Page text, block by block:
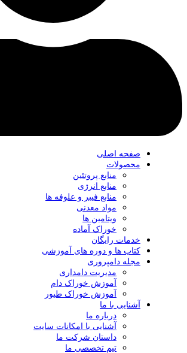
صفحه اصلی
محصولات
منابع پروتئین
منابع انرژی
منابع فیبر و علوفه‌ ها
مواد معدنی
ویتامین ها
خوراک آماده
خدمات رایگان
کتاب‌ ها و دوره های آموزشی
مجله دامپروری
مدیریت دامداری
آموزش خوراک دام
آموزش خوراک طیور
آشنایی با ما
درباره ما
آشنایی با امکانات سایت
داستان شرکت ما
تیم تخصصی ما